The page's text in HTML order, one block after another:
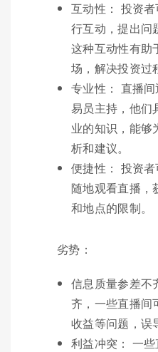
互动性： 投资
行互动，提出问
这种互动性有助
场，解决投资过
专业性： 直播
易员主持，他们
业的知识，能够
析和建议。
便捷性： 投资
随地观看直播，
和地点的限制。
劣势：
信息质量参差不
齐，一些直播间
收益等问题，误
利益冲突： 一